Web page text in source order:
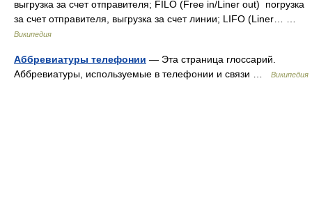
выгрузка за счет отправителя; FILO (Free in/Liner out) погрузка
за счет отправителя, выгрузка за счет линии; LIFO (Liner… …
Википедия
Аббревиатуры телефонии — Эта страница глоссарий.
Аббревиатуры, используемые в телефонии и связи …
Википедия